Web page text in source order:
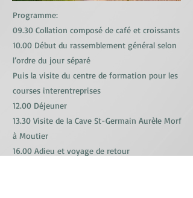
Programme:
09.30 Collation composé de café et croissants
10.00 Début du rassemblement général selon
l’ordre du jour séparé
Puis la visite du centre de formation pour les
courses interentreprises
12.00 Déjeuner
13.30 Visite de la Cave St-Germain Aurèle Morf
à Moutier
16.00 Adieu et voyage de retour